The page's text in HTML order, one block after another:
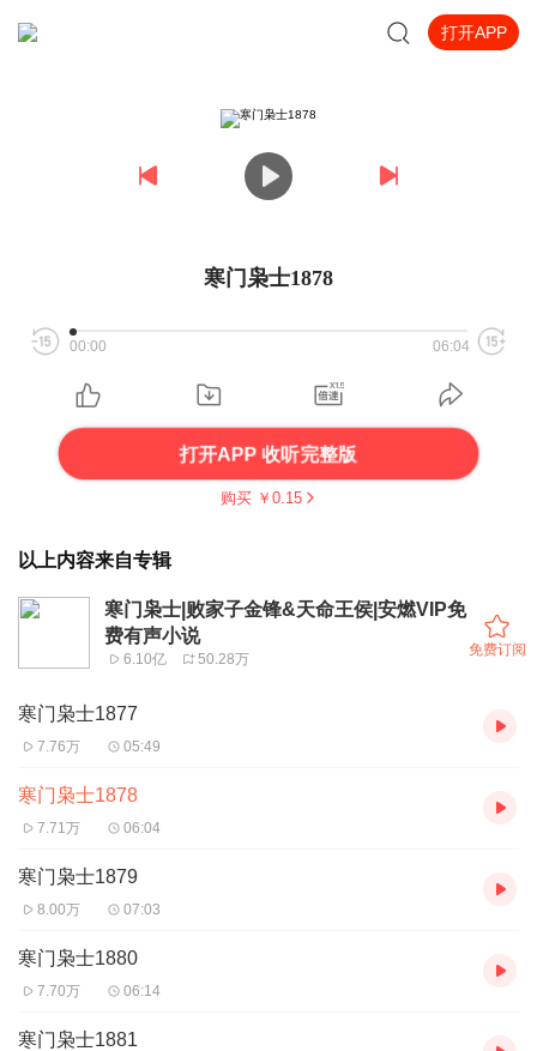
打开APP
寒门枭士1878
00:00 06:04
打开APP 收听完整版
购买 ￥ 0.15
以上内容来自专辑
寒门枭士|败家子金锋&天命王侯|安燃VIP免
费有声小说
6.10亿 50.28万
免费订阅
寒门枭士1877
7.76万 05:49
寒门枭士1878
7.71万 06:04
寒门枭士1879
8.00万 07:03
寒门枭士1880
7.70万 06:14
寒门枭士1881